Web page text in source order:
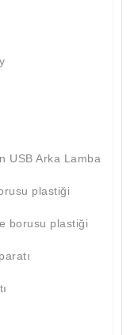
USB Arka Lamba
plastiği
borusu plastiği